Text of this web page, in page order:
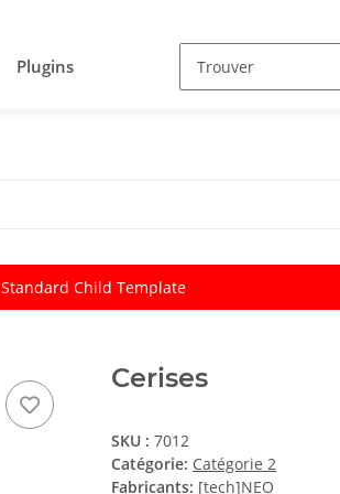
Plugins
Standard Child Template
Cerises
SKU : 7012
Catégorie: Catégorie 2
Fabricants: [tech]NEO